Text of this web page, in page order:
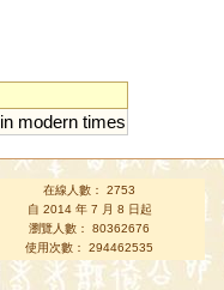
in modern times
在線人數： 2753
自 2014 年 7 月 8 日起
瀏覽人數： 80362676
使用次數： 294462535